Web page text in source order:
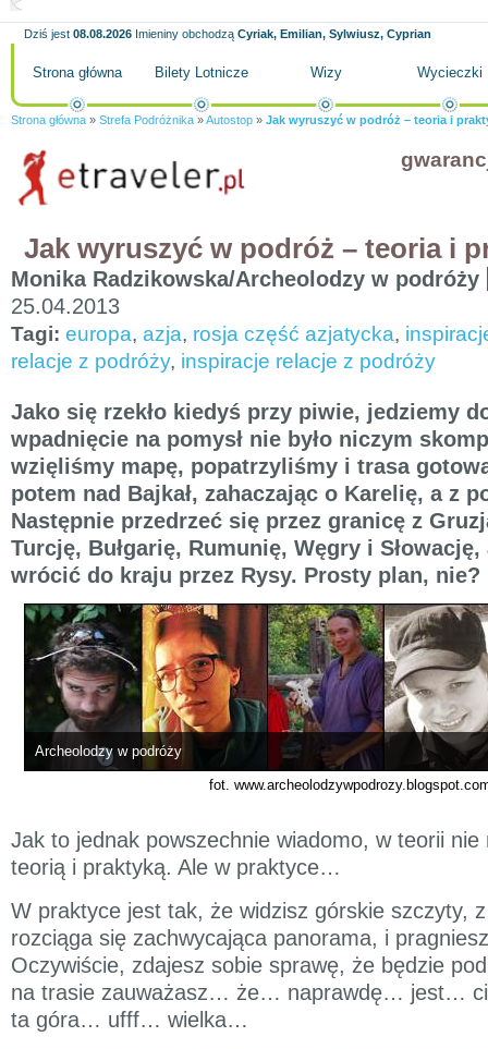
Dziś jest 08.08.2026 Imieniny obchodzą Cyriak, Emilian, Sylwiusz, Cyprian
Strona główna Bilety Lotnicze Wizy Wycieczki
Strona główna » Strefa Podróżnika »Autostop » Jak wyruszyć w podróż – teoria i
Jak wyruszyć w podróż – teoria i
Monika Radzikowska/Archeolodzy w podróży
25.04.2013
Tagi: europa, azja, rosja część azjatycka,
relacje z podróży, inspiracje relacje z podróży
Jako się rzekło kiedyś przy piwie, jedziemy
wpadnięcie na pomysł nie było niczym
wzięliśmy mapę, popatrzyliśmy i trasa
potem nad Bajkał, zahaczając o Karelię, a z
Następnie przedrzeć się przez granicę z
Turcję, Bułgarię, Rumunię, Węgry i
wrócić do kraju przez Rysy. Prosty plan, nie?
Archeolodzy w podróży
fot.
Jak to jednak powszechnie wiadomo, w teorii
teorią i praktyką. Ale w praktyce…
W praktyce jest tak, że widzisz górskie szczyty,
rozciąga się zachwycająca panorama, i
Oczywiście, zdajesz sobie sprawę, że będzie
na trasie zauważasz… że… naprawdę… jest…
ta góra… ufff… wielka…